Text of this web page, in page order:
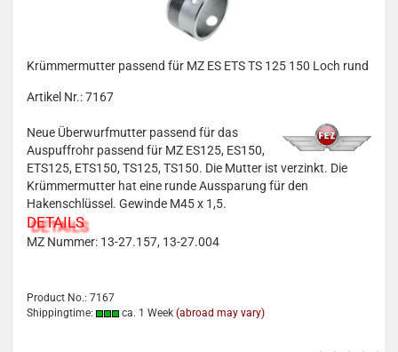
Krümmermutter passend für MZ ES ETS TS 125 150 Loch rund
Artikel Nr.: 7167
Neue Überwurfmutter passend für das
Auspuffrohr passend für MZ ES125, ES150,
ETS125, ETS150, TS125, TS150. Die Mutter ist verzinkt. Die
Krümmermutter hat eine runde Aussparung für den
Hakenschlüssel. Gewinde M45 x 1,5.
DETAILS
MZ Nummer: 13-27.157, 13-27.004
Product No.: 7167
Shippingtime:
ca. 1 Week (abroad may vary)